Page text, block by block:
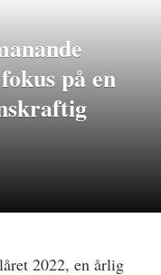
på en
2022, en årlig